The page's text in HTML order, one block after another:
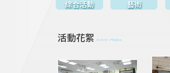
綜合活動 藝術
活動花絮 Event Photos